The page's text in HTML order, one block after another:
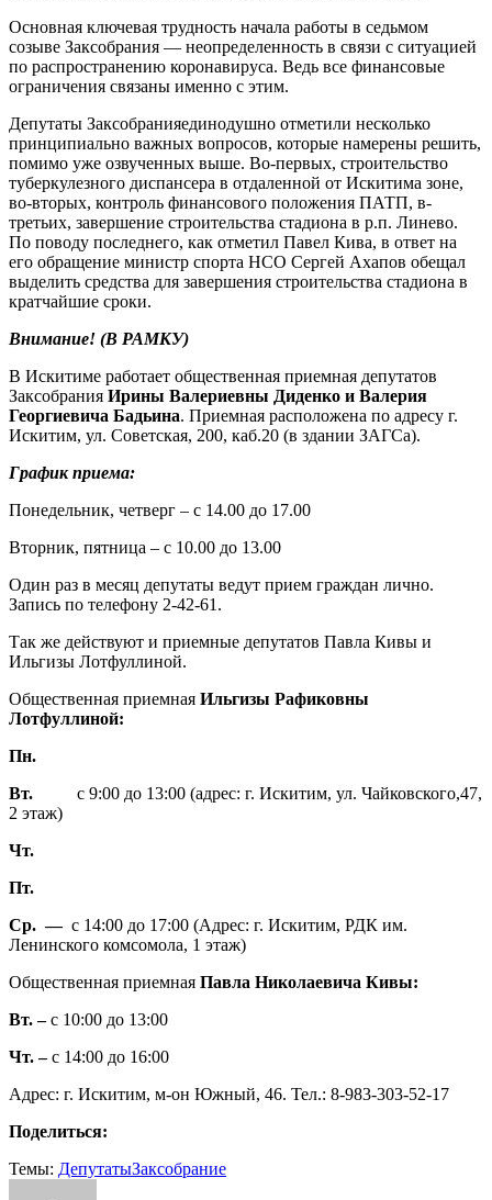
Основная ключевая трудность начала работы в седьмом
созыве Заксобрания — неопределенность в связи с ситуацией
по распространению коронавируса. Ведь все финансовые
ограничения связаны именно с этим.
Депутаты Заксобранияединодушно отметили несколько
принципиально важных вопросов, которые намерены решить,
помимо уже озвученных выше. Во-первых, строительство
туберкулезного диспансера в отдаленной от Искитима зоне,
во-вторых, контроль финансового положения ПАТП, в-
третьих, завершение строительства стадиона в р.п. Линево.
По поводу последнего, как отметил Павел Кива, в ответ на
его обращение министр спорта НСО Сергей Ахапов обещал
выделить средства для завершения строительства стадиона в
кратчайшие сроки.
Внимание! (В РАМКУ)
В Искитиме работает общественная приемная депутатов
Заксобрания Ирины Валериевны Диденко и Валерия
Георгиевича Бадьина. Приемная расположена по адресу г.
Искитим, ул. Советская, 200, каб.20 (в здании ЗАГСа).
График приема:
Понедельник, четверг – с 14.00 до 17.00
Вторник, пятница – с 10.00 до 13.00
Один раз в месяц депутаты ведут прием граждан лично.
Запись по телефону 2-42-61.
Так же действуют и приемные депутатов Павла Кивы и
Ильгизы Лотфуллиной.
Общественная приемная Ильгизы Рафиковны
Лотфуллиной:
Пн.
Вт. с 9:00 до 13:00 (адрес: г. Искитим, ул. Чайковского,47,
2 этаж)
Чт.
Пт.
Ср. — с 14:00 до 17:00 (Адрес: г. Искитим, РДК им.
Ленинского комсомола, 1 этаж)
Общественная приемная Павла Николаевича Кивы:
Вт. –с 10:00 до 13:00
Чт. –с 14:00 до 16:00
Адрес: г. Искитим, м-он Южный, 46. Тел.: 8-983-303-52-17
Поделиться:
Темы: ДепутатыЗаксобрание